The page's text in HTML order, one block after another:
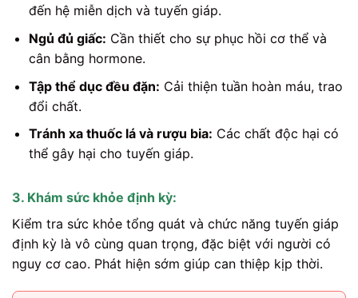
đến hệ miễn dịch và tuyến giáp.
Ngủ đủ giấc: Cần thiết cho sự phục hồi cơ thể và
cân bằng hormone.
Tập thể dục đều đặn: Cải thiện tuần hoàn máu, trao
đổi chất.
Tránh xa thuốc lá và rượu bia: Các chất độc hại có
thể gây hại cho tuyến giáp.
3. Khám sức khỏe định kỳ:
Kiểm tra sức khỏe tổng quát và chức năng tuyến giáp
định kỳ là vô cùng quan trọng, đặc biệt với người có
nguy cơ cao. Phát hiện sớm giúp can thiệp kịp thời.